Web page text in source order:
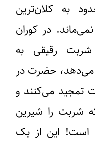
به کلان‌ترین
در کوران
رقیقی به
می‌دهد، حضرت در
تمجید می‌کنند و
را شیرین
است! این از یک